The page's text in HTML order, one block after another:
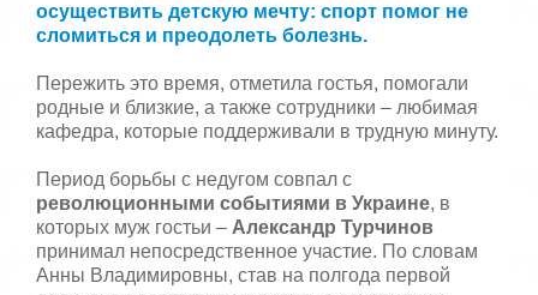
осуществить детскую мечту: спорт помог не
сломиться и преодолеть болезнь.
Пережить это время, отметила гостья, помогали
родные и близкие, а также сотрудники – любимая
кафедра, которые поддерживали в трудную минуту.
Период борьбы с недугом совпал с
революционными событиями в Украине, в
которых муж гостьи – Александр Турчинов
принимал непосредственное участие. По словам
Анны Владимировны, став на полгода первой